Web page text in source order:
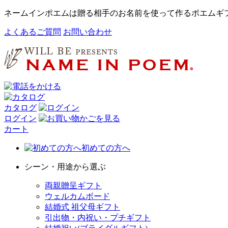
ネームインポエムは贈る相手のお名前を使って作るポエムギ
よくあるご質問 お問い合わせ
カタログ
ログイン
カート
初めての方へ
シーン・用途から選ぶ
両親贈呈ギフト
ウェルカムボード
結婚式 祖父母ギフト
引出物・内祝い・プチギフト